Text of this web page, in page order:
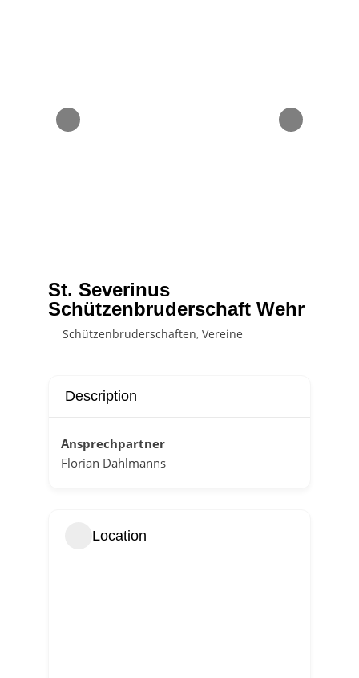
St. Severinus
Schützenbruderschaft Wehr
Schützenbruderschaften, Vereine
Description
Ansprechpartner
Florian Dahlmanns
Location